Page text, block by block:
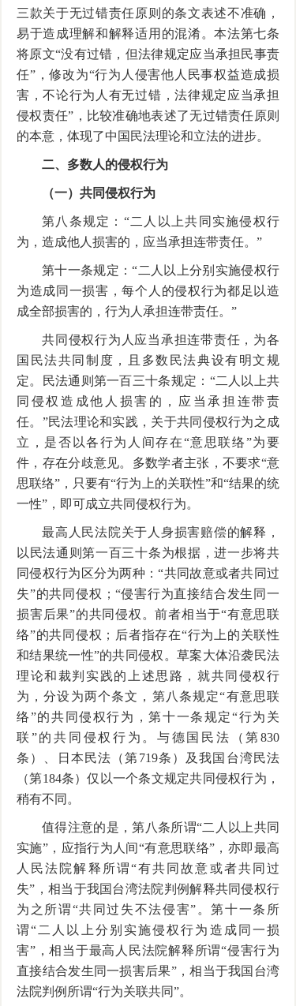
三款关于无过错责任原则的条文表述不准确，
易于造成理解和解释适用的混淆。本法第七条
将原文“没有过错，但法律规定应当承担民事责
任”，修改为“行为人侵害他人民事权益造成损
害，不论行为人有无过错，法律规定应当承担
侵权责任”，比较准确地表述了无过错责任原则
的本意，体现了中国民法理论和立法的进步。
二、多数人的侵权行为
（一）共同侵权行为
第八条规定：“二人以上共同实施侵权行
为，造成他人损害的，应当承担连带责任。”
第十一条规定：“二人以上分别实施侵权行
为造成同一损害，每个人的侵权行为都足以造
成全部损害的，行为人承担连带责任。”
共同侵权行为人应当承担连带责任，为各
国民法共同制度，且多数民法典设有明文规
定。民法通则第一百三十条规定：“二人以上共
同侵权造成他人损害的，应当承担连带责
任。”民法理论和实践，关于共同侵权行为之成
立，是否以各行为人间存在“意思联络”为要
件，存在分歧意见。多数学者主张，不要求“意
思联络”，只要有“行为上的关联性”和“结果的统
一性”，即可成立共同侵权行为。
最高人民法院关于人身损害赔偿的解释，
以民法通则第一百三十条为根据，进一步将共
同侵权行为区分为两种：“共同故意或者共同过
失”的共同侵权；“侵害行为直接结合发生同一
损害后果”的共同侵权。前者相当于“有意思联
络”的共同侵权；后者指存在“行为上的关联性
和结果统一性”的共同侵权。草案大体沿袭民法
理论和裁判实践的上述思路，就共同侵权行
为，分设为两个条文，第八条规定“有意思联
络”的共同侵权行为，第十一条规定“行为关
联”的共同侵权行为。与德国民法（第830
条）、日本民法（第719条）及我国台湾民法
（第184条）仅以一个条文规定共同侵权行为，
稍有不同。
值得注意的是，第八条所谓“二人以上共同
实施”，应指行为人间“有意思联络”，亦即最高
人民法院解释所谓“有共同故意或者共同过
失”，相当于我国台湾法院判例解释共同侵权行
为之所谓“共同过失不法侵害”。第十一条所
谓“二人以上分别实施侵权行为造成同一损
害”，相当于最高人民法院解释所谓“侵害行为
直接结合发生同一损害后果”，相当于我国台湾
法院判例所谓“行为关联共同”。